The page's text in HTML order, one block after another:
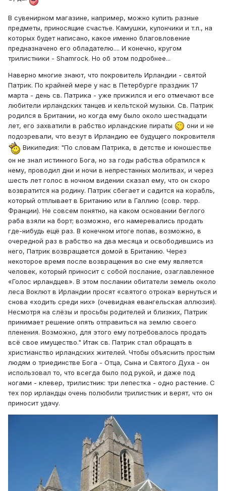
В сувенирном магазине, например, можно купить разные
предметы, приносящие счастье. Камушки, кулончики и т.п., на
которых будет написано, какое именно благовловение
предназначено его обладателю.... И конечно, кругом
трилистники - Shamrock. Но об этом подробнее...
Наверно многие знают, что покровитель Ирландии - святой
Патрик. По крайней мере у нас в Петербурге праздник 17
марта - день св. Патрика - уже прижился и его отмечают все
любители ирландских танцев и кельтской музыки. Св. Патрик
родился в Британии, но когда ему было около шестнадцати
лет, его захватили в рабство ирландские пираты
они и не
подозревали, что везут в Ирландию ее будущего покровителя
Википедия: "По словам Патрика, в детстве и юношестве
он не знал истинного Бога, но за годы рабства обратился к
нему, проводил дни и ночи в непрестанных молитвах, и через
шесть лет голос в ночном видении сказал ему, что он скоро
возвратится на родину. Патрик сбегает и садится на корабль,
который отплывает в Британию или в Галлию (совр. терр.
Франции). Не совсем понятно, на каком основании беглого
раба взяли на борт; возможно, его намеревались продать
где-нибудь ещё раз. В конечном итоге попав, возможно, в
очередной раз в рабство на два месяца и освободившись из
него, Патрик возвращается домой в Британию. Через
некоторое время после возвращения во сне ему является
человек, который приносит с собой послание, озаглавленное
«Голос ирландцев». В этом послании обитатели земель около
леса Воклют в Ирландии просят «святого отрока» вернуться и
снова «ходить среди них» (очевидная евангельская аллюзия).
Несмотря на слёзы и просьбы родителей и близких, Патрик
принимает решение опять отправиться на землю своего
пленения. Возможно, для этого ему потребовалось продать
всё свое имущество." Итак св. Патрик стал обращать в
христианство ирландских жителей. Чтобы объяснить простым
людям о триединстве Бога - Отца, Сына и Святого Духа - он
использовал то, что всегда было под рукой, и даже под
ногами - клевер, трилистник: три лепестка - одно растение. С
тех пор ирландцы очень полюбили трилистник и верят, что он
приносит удачу.